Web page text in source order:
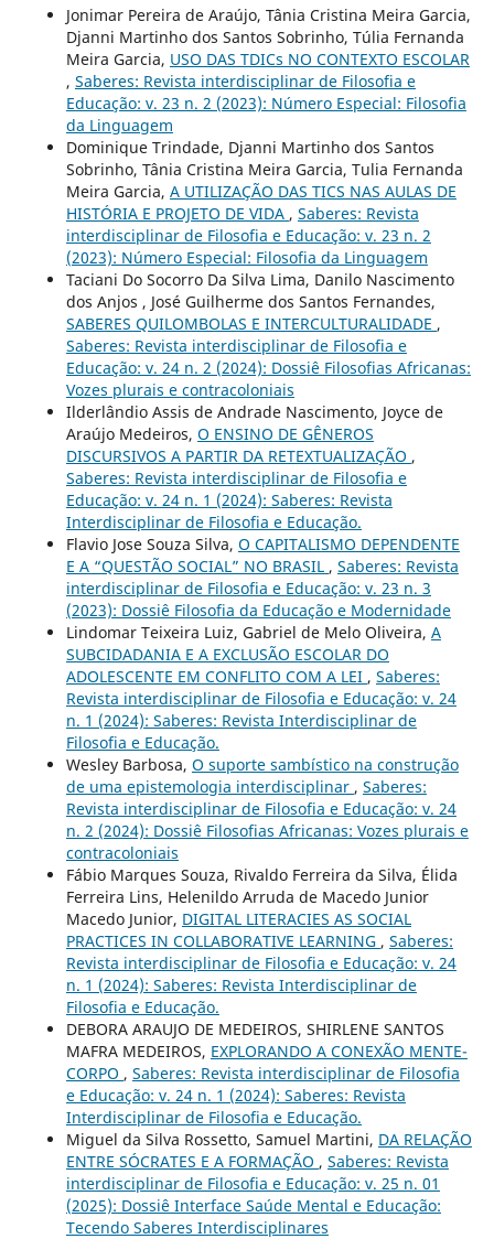
Jonimar Pereira de Araújo, Tânia Cristina Meira Garcia,
Djanni Martinho dos Santos Sobrinho, Túlia Fernanda
Meira Garcia, USO DAS TDICs NO CONTEXTO ESCOLAR
, Saberes: Revista interdisciplinar de Filosofia e
Educação: v. 23 n. 2 (2023): Número Especial: Filosofia
da Linguagem
Dominique Trindade, Djanni Martinho dos Santos
Sobrinho, Tânia Cristina Meira Garcia, Tulia Fernanda
Meira Garcia, A UTILIZAÇÃO DAS TICS NAS AULAS DE
HISTÓRIA E PROJETO DE VIDA , Saberes: Revista
interdisciplinar de Filosofia e Educação: v. 23 n. 2
(2023): Número Especial: Filosofia da Linguagem
Taciani Do Socorro Da Silva Lima, Danilo Nascimento
dos Anjos , José Guilherme dos Santos Fernandes,
SABERES QUILOMBOLAS E INTERCULTURALIDADE ,
Saberes: Revista interdisciplinar de Filosofia e
Educação: v. 24 n. 2 (2024): Dossiê Filosofias Africanas:
Vozes plurais e contracoloniais
Ilderlândio Assis de Andrade Nascimento, Joyce de
Araújo Medeiros, O ENSINO DE GÊNEROS
DISCURSIVOS A PARTIR DA RETEXTUALIZAÇÃO ,
Saberes: Revista interdisciplinar de Filosofia e
Educação: v. 24 n. 1 (2024): Saberes: Revista
Interdisciplinar de Filosofia e Educação.
Flavio Jose Souza Silva, O CAPITALISMO DEPENDENTE
E A “QUESTÃO SOCIAL” NO BRASIL , Saberes: Revista
interdisciplinar de Filosofia e Educação: v. 23 n. 3
(2023): Dossiê Filosofia da Educação e Modernidade
Lindomar Teixeira Luiz, Gabriel de Melo Oliveira, A
SUBCIDADANIA E A EXCLUSÃO ESCOLAR DO
ADOLESCENTE EM CONFLITO COM A LEI , Saberes:
Revista interdisciplinar de Filosofia e Educação: v. 24
n. 1 (2024): Saberes: Revista Interdisciplinar de
Filosofia e Educação.
Wesley Barbosa, O suporte sambístico na construção
de uma epistemologia interdisciplinar , Saberes:
Revista interdisciplinar de Filosofia e Educação: v. 24
n. 2 (2024): Dossiê Filosofias Africanas: Vozes plurais e
contracoloniais
Fábio Marques Souza, Rivaldo Ferreira da Silva, Élida
Ferreira Lins, Helenildo Arruda de Macedo Junior
Macedo Junior, DIGITAL LITERACIES AS SOCIAL
PRACTICES IN COLLABORATIVE LEARNING , Saberes:
Revista interdisciplinar de Filosofia e Educação: v. 24
n. 1 (2024): Saberes: Revista Interdisciplinar de
Filosofia e Educação.
DEBORA ARAUJO DE MEDEIROS, SHIRLENE SANTOS
MAFRA MEDEIROS, EXPLORANDO A CONEXÃO MENTE-
CORPO , Saberes: Revista interdisciplinar de Filosofia
e Educação: v. 24 n. 1 (2024): Saberes: Revista
Interdisciplinar de Filosofia e Educação.
Miguel da Silva Rossetto, Samuel Martini, DA RELAÇÃO
ENTRE SÓCRATES E A FORMAÇÃO , Saberes: Revista
interdisciplinar de Filosofia e Educação: v. 25 n. 01
(2025): Dossiê Interface Saúde Mental e Educação:
Tecendo Saberes Interdisciplinares